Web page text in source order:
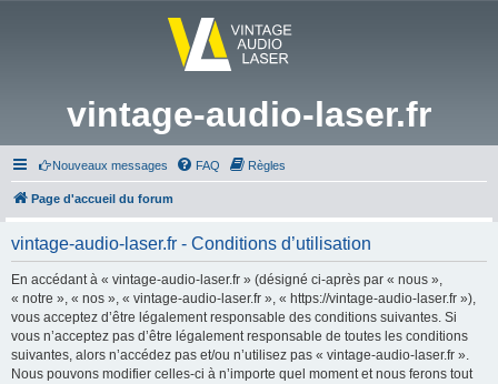
vintage-audio-laser.fr
Nouveaux messages FAQ Règles
Page d'accueil du forum
vintage-audio-laser.fr - Conditions d’utilisation
En accédant à « vintage-audio-laser.fr » (désigné ci-après par « nous »,
« notre », « nos », « vintage-audio-laser.fr », « https://vintage-audio-laser.fr »),
vous acceptez d’être légalement responsable des conditions suivantes. Si
vous n’acceptez pas d’être légalement responsable de toutes les conditions
suivantes, alors n’accédez pas et/ou n’utilisez pas « vintage-audio-laser.fr ».
Nous pouvons modifier celles-ci à n’importe quel moment et nous ferons tout